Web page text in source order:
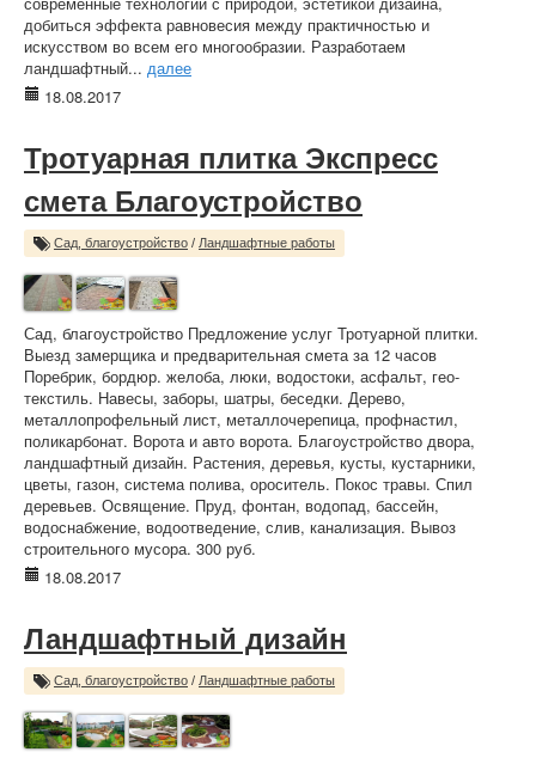
добиться эффекта равновесия между практичностью и
искусством во всем его многообразии. Разработаем
ландшафтный... далее
18.08.2017
Тротуарная плитка Экспресс
смета Благоустройство
Сад, благоустройство / Ландшафтные работы
Сад, благоустройство Предложение услуг Тротуарной плитки.
Выезд замерщика и предварительная смета за 12 часов
Поребрик, бордюр. желоба, люки, водостоки, асфальт, гео-
текстиль. Навесы, заборы, шатры, беседки. Дерево,
металлопрофельный лист, металлочерепица, профнастил,
поликарбонат. Ворота и авто ворота. Благоустройство двора,
ландшафтный дизайн. Растения, деревья, кусты, кустарники,
цветы, газон, система полива, ороситель. Покос травы. Спил
деревьев. Освящение. Пруд, фонтан, водопад, бассейн,
водоснабжение, водоотведение, слив, канализация. Вывоз
строительного мусора. 300 руб.
18.08.2017
Ландшафтный дизайн
Сад, благоустройство / Ландшафтные работы